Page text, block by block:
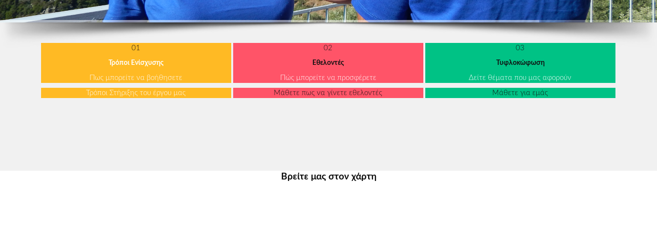
01
Τρόποι Ενίσχυσης
Πως μπορείτε να βοήθησετε
Τρόποι Στήριξης του έργου μας
02
Εθελοντές
Πώς μπορείτε να προσφέρετε
Μάθετε πως να γίνετε εθελοντές
03
Τυφλοκώφωση
Δείτε θέματα που μας αφορούν
Μάθετε για εμάς
Βρείτε μας στον χάρτη